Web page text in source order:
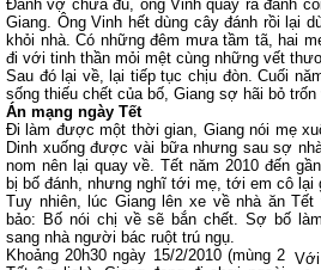
Đánh vợ chưa đủ, ông Vinh quay ra đánh
Giang. Ông Vinh hết dùng cây đánh rồi lại
khỏi nhà. Có những đêm mưa tầm tã, hai
đi với tinh thần mỏi mệt cùng những vết
Sau đó lại về, lại tiếp tục chịu đòn. Cuối
sống thiếu chết của bố, Giang sợ hãi bỏ
Án mạng ngày Tết
Đi làm được một thời gian, Giang nói mẹ
Dinh xuống được vài bữa nhưng sau sợ
nom nên lại quay về. Tết năm 2010 đến
bị bố đánh, nhưng nghĩ tới mẹ, tới em cô lại
Tuy nhiên, lúc Giang lên xe về nhà ăn
bảo: Bố nói chị về sẽ bắn chết. Sợ bố
sang nhà người bác ruột trú ngụ.
Khoảng 20h30 ngày 15/2/2010 (mùng 2